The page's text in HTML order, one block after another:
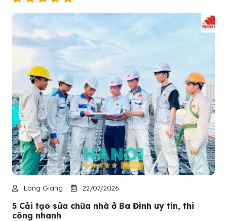
Long Giang 22/07/2026
5 Cải tạo sửa chữa nhà ở Ba Đình uy tín, thi
công nhanh